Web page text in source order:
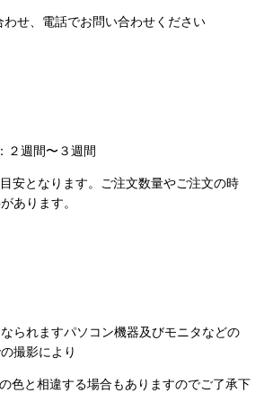
、電話でお問い合わせください
週間〜３週間
となります。ご注文数量やご注文の時
あります。
れますパソコン機器及びモニタなどの
撮影により
と相違する場合もありますのでご了承下